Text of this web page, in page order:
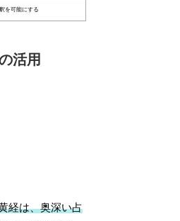
を可能にする
活用
経は、奥深い占